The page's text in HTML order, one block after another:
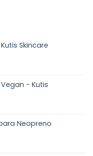
Skincare
- Kutis
Neopreno